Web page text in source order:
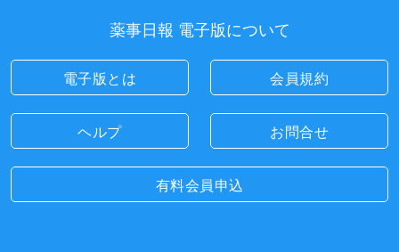
薬事日報 電子版について
電子版とは 会員規約
ヘルプ お問合せ
有料会員申込